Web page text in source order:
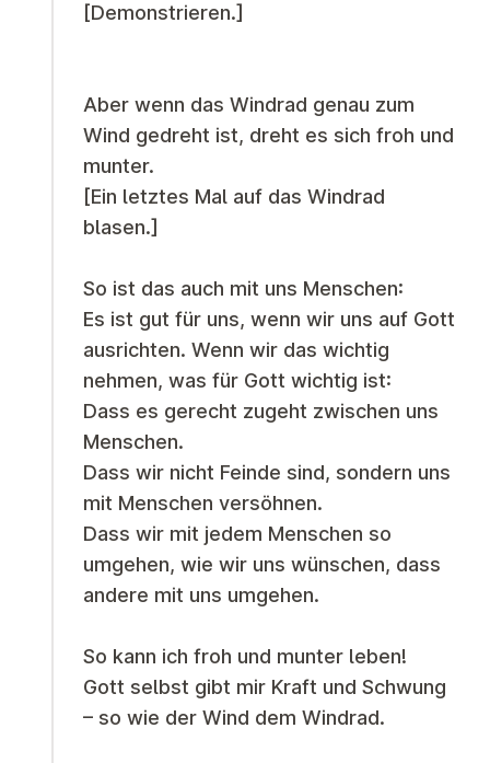
[Demonstrieren.]
Aber wenn das Windrad genau zum
Wind gedreht ist, dreht es sich froh und
munter.
[Ein letztes Mal auf das Windrad
blasen.]
So ist das auch mit uns Menschen:
Es ist gut für uns, wenn wir uns auf Gott
ausrichten. Wenn wir das wichtig
nehmen, was für Gott wichtig ist:
Dass es gerecht zugeht zwischen uns
Menschen.
Dass wir nicht Feinde sind, sondern uns
mit Menschen versöhnen.
Dass wir mit jedem Menschen so
umgehen, wie wir uns wünschen, dass
andere mit uns umgehen.
So kann ich froh und munter leben!
Gott selbst gibt mir Kraft und Schwung
– so wie der Wind dem Windrad.